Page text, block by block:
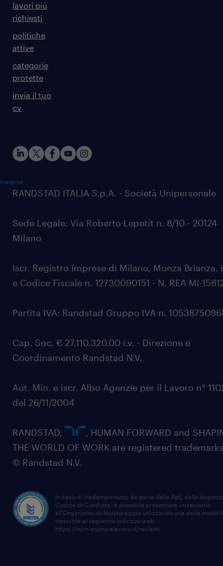
lavori più
richiesti
politiche
attive
categorie
protette
invia il tuo
cv
RANDSTAD ITALIA S.p.A. - Società Unipersonale
Sede Legale: Via Roberto Lepetit n. 8/10 - 20124
Milano
Iscr. Registro Imprese di Milano, Monza Brianza,
e Codice Fiscale n. 12730090151 - N. REA MI-
Partita IVA: Randstad Gruppo IVA n.
Cap. Soc. € 27.110.320,00 i.v. - Direzione e
Coordinamento Randstad N.V.
Aut. Min. e iscr. Albo Agenzie per il Lavoro n°
del 26/11/2004
RANDSTAD,
, HUMAN FORWARD and
THE WORLD OF WORK are registered
© Randstad N.V.
In caso di inadempimento da parte della ApL delle
Codice di Condotta, è possibile presentare un reclamo
all’Organismo di Monitoraggio utilizzando una delle
descritte al seguente indirizzo web
https://odm-agenzielavoro.it/reclami